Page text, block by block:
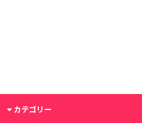
カテゴリー